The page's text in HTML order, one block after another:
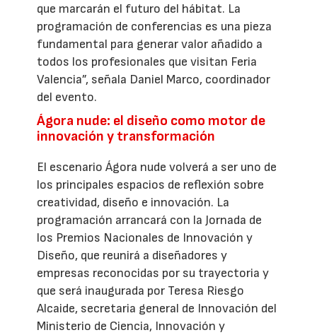
que marcarán el futuro del hábitat. La
programación de conferencias es una pieza
fundamental para generar valor añadido a
todos los profesionales que visitan Feria
Valencia”, señala Daniel Marco, coordinador
del evento.
Ágora nude: el diseño como motor de
innovación y transformación
El escenario Ágora nude volverá a ser uno de
los principales espacios de reflexión sobre
creatividad, diseño e innovación. La
programación arrancará con la Jornada de
los Premios Nacionales de Innovación y
Diseño, que reunirá a diseñadores y
empresas reconocidas por su trayectoria y
que será inaugurada por Teresa Riesgo
Alcaide, secretaria general de Innovación del
Ministerio de Ciencia, Innovación y